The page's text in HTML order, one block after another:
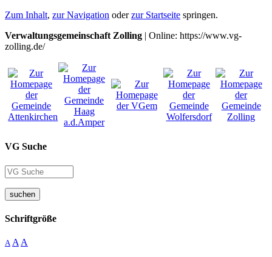
Zum Inhalt, zur Navigation oderzur Startseite springen.
Verwaltungsgemeinschaft Zolling | Online: https://www.vg-
zolling.de/
VG Suche
suchen
Schriftgröße
A A A